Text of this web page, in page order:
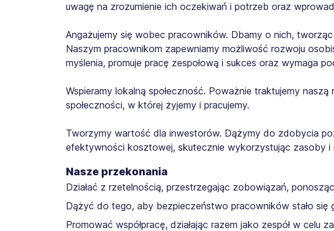
uwagę na zrozumienie ich oczekiwań i potrzeb oraz
Angażujemy się wobec pracowników. Dbamy o nich,
Naszym pracownikom zapewniamy możliwość rozwoju
myślenia, promuje pracę zespołową i sukces oraz wymaga
Wspieramy lokalną społeczność. Poważnie traktujemy
społeczności, w której żyjemy i pracujemy.
Tworzymy wartość dla inwestorów. Dążymy do zdobycia
efektywności kosztowej, skutecznie wykorzystując zasoby i
Nasze przekonania
Działać z rzetelnością, przestrzegając zobowiązań,
Dążyć do tego, aby bezpieczeństwo pracowników stało się
Promować współpracę, działając razem jako zespół w celu